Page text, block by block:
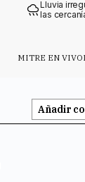
Lluvia
las
MITRE EN VIVO
Añadir